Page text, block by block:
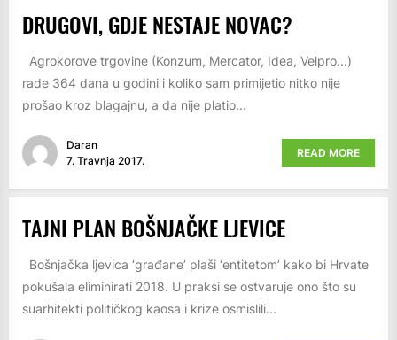
DRUGOVI, GDJE NESTAJE NOVAC?
Agrokorove trgovine (Konzum, Mercator, Idea, Velpro...)
rade 364 dana u godini i koliko sam primijetio nitko nije
prošao kroz blagajnu, a da nije platio...
Daran
7. Travnja 2017.
READ MORE
TAJNI PLAN BOŠNJAČKE LJEVICE
Bošnjačka ljevica ‘građane’ plaši ‘entitetom’ kako bi Hrvate
pokušala eliminirati 2018. U praksi se ostvaruje ono što su
suarhitekti političkog kaosa i krize osmislili...